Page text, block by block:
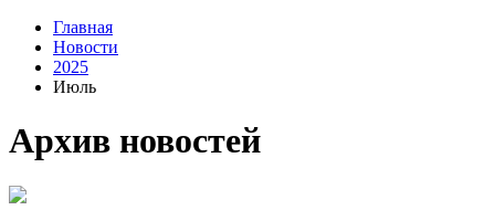
Главная
Новости
2025
Июль
Архив новостей